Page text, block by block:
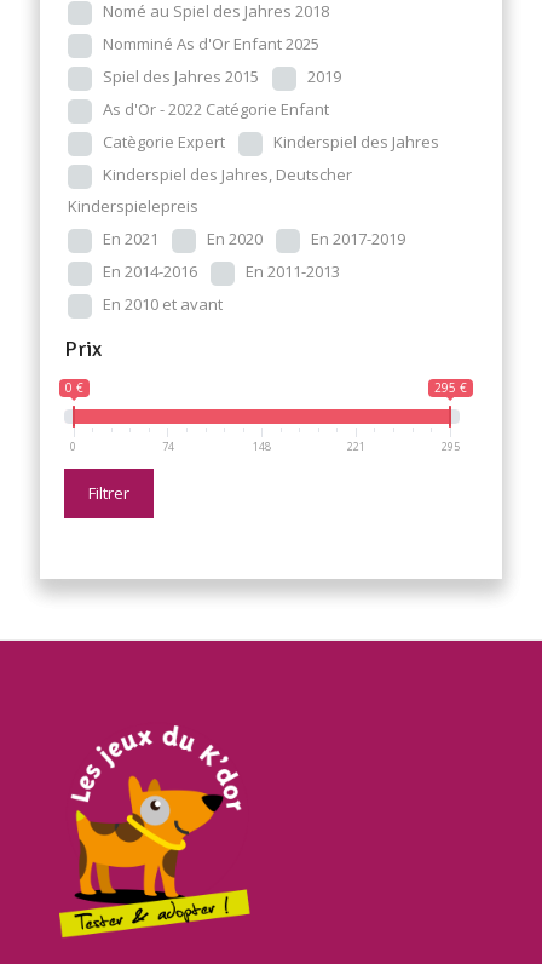
Nomé au Spiel des Jahres 2018
Nomminé As d'Or Enfant 2025
Spiel des Jahres 2015
2019
As d'Or - 2022 Catégorie Enfant
Catègorie Expert
Kinderspiel des Jahres
Kinderspiel des Jahres, Deutscher
Kinderspielepreis
En 2021
En 2020
En 2017-2019
En 2014-2016
En 2011-2013
En 2010 et avant
Prix
0 € 295 €
0 74 148 221 295
Filtrer